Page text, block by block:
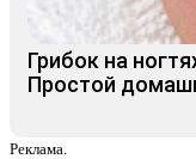
Грибок на
Простой
Реклама.